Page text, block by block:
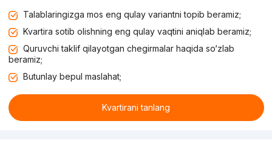
Talablaringizga mos eng qulay variantni topib beramiz;
Kvartira sotib olishning eng qulay vaqtini aniqlab beramiz;
Quruvchi taklif qilayotgan chegirmalar haqida so‘zlab
beramiz;
Butunlay bepul maslahat;
Kvartirani tanlang